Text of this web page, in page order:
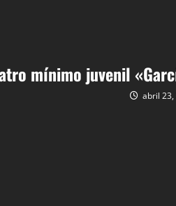
mínimo juvenil
abril 23,